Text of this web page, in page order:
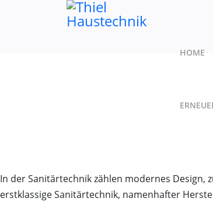
HOME
In der Sanitärtechnik zählen modernes Design,
erstklassige Sanitärtechnik, namenhafter